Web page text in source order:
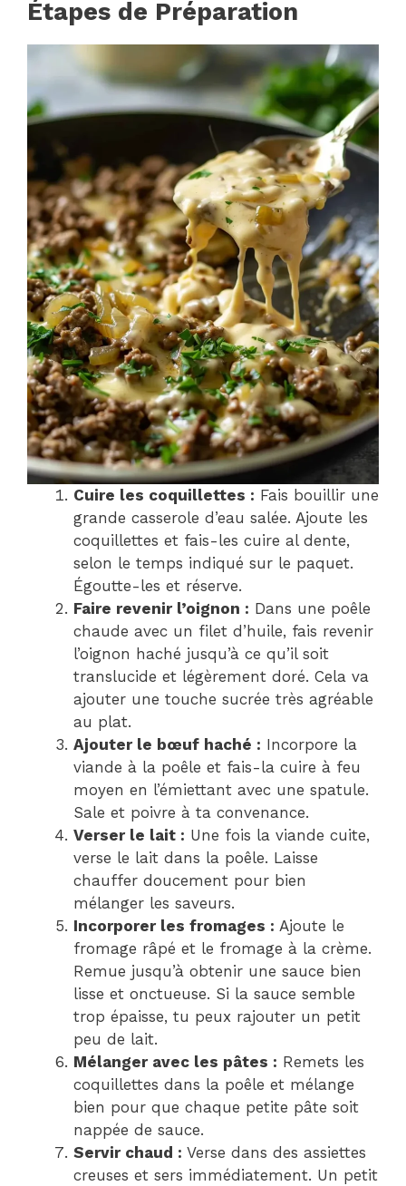
Étapes de Préparation
Cuire les coquillettes : Fais bouillir une
grande casserole d’eau salée. Ajoute les
coquillettes et fais-les cuire al dente,
selon le temps indiqué sur le paquet.
Égoutte-les et réserve.
Faire revenir l’oignon : Dans une poêle
chaude avec un filet d’huile, fais revenir
l’oignon haché jusqu’à ce qu’il soit
translucide et légèrement doré. Cela va
ajouter une touche sucrée très agréable
au plat.
Ajouter le bœuf haché : Incorpore la
viande à la poêle et fais-la cuire à feu
moyen en l’émiettant avec une spatule.
Sale et poivre à ta convenance.
Verser le lait : Une fois la viande cuite,
verse le lait dans la poêle. Laisse
chauffer doucement pour bien
mélanger les saveurs.
Incorporer les fromages : Ajoute le
fromage râpé et le fromage à la crème.
Remue jusqu’à obtenir une sauce bien
lisse et onctueuse. Si la sauce semble
trop épaisse, tu peux rajouter un petit
peu de lait.
Mélanger avec les pâtes : Remets les
coquillettes dans la poêle et mélange
bien pour que chaque petite pâte soit
nappée de sauce.
Servir chaud : Verse dans des assiettes
creuses et sers immédiatement. Un petit